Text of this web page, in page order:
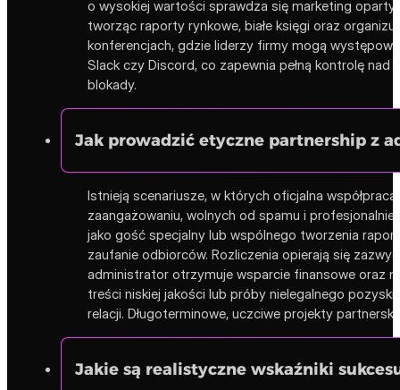
o wysokiej wartości sprawdza się marketing
tworząc raporty rynkowe, białe księgi oraz
konferencjach, gdzie liderzy firmy mogą
Slack czy Discord, co zapewnia pełną kontrolę
blokady.
Jak prowadzić etyczne partnership z
Istnieją scenariusze, w których oficjalna
zaangażowaniu, wolnych od spamu i
jako gość specjalny lub wspólnego tworzenia
zaufanie odbiorców. Rozliczenia opierają się
administrator otrzymuje wsparcie finansowe oraz
treści niskiej jakości lub próby nielegalnego
relacji. Długoterminowe, uczciwe projekty
Jakie są realistyczne wskaźniki